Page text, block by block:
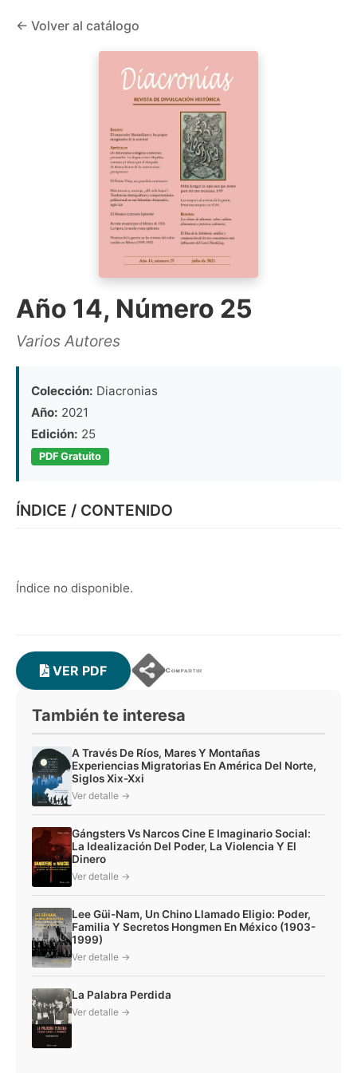
← Volver al catálogo
Año 14, Número 25
Varios Autores
Colección: Diacronias
Año: 2021
Edición: 25
PDF Gratuito
ÍNDICE / CONTENIDO
Índice no disponible.
VER PDF
También te interesa
A Través De Ríos, Mares Y Montañas
Experiencias Migratorias En América Del Norte,
Siglos Xix-Xxi
Ver detalle →
Gángsters Vs Narcos Cine E Imaginario Social:
La Idealización Del Poder, La Violencia Y El
Dinero
Ver detalle →
Lee Güi-Nam, Un Chino Llamado Eligio: Poder,
Familia Y Secretos Hongmen En México (1903-
1999)
Ver detalle →
La Palabra Perdida
Ver detalle →